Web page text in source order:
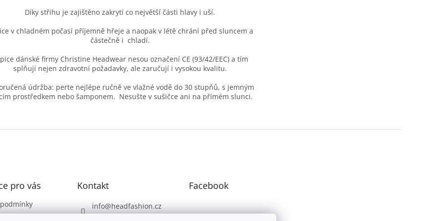
Díky střihu je zajištěno zakrytí co největší části hlavy i uší.
v chladném počasí příjemně hřeje a naopak v létě chrání před sluncem a
částečně i chladí.
dánské firmy Christine Headwear nesou označení CE (93/42/EEC) a tím
splňují nejen zdravotní požadavky, ale zaručují i vysokou kvalitu.
údržba: perte nejlépe ručně ve vlažné vodě do 30 stupňů, s jemným
prostředkem nebo šamponem. Nesušte v sušičce ani na přímém slunci.
pro vás Kontakt
info@headfashion.cz
Facebook